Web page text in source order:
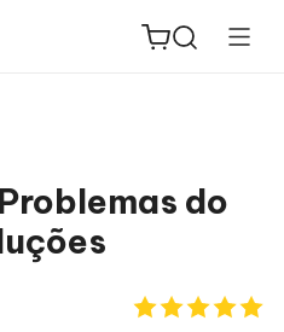
do